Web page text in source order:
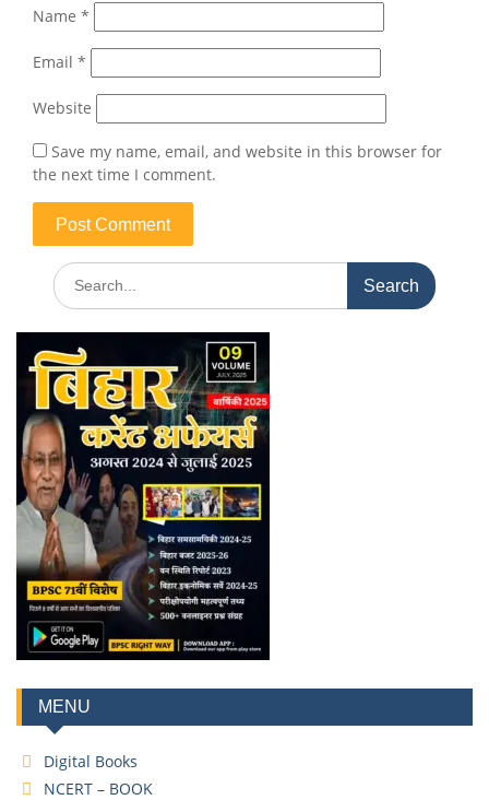
Name *
Email *
Website
Save my name, email, and website in this browser for
the next time I comment.
MENU
Digital Books
NCERT – BOOK